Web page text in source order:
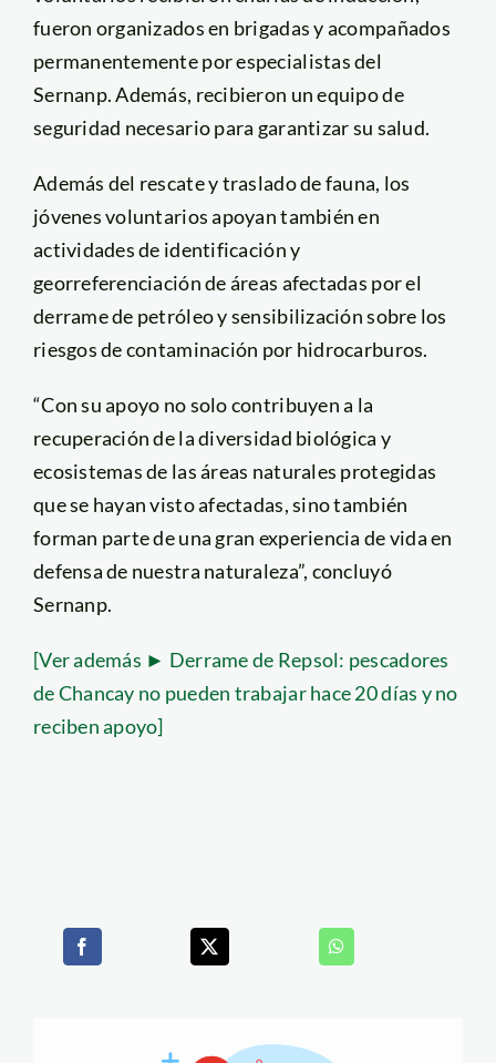
fueron organizados en brigadas y acompañados
permanentemente por especialistas del
Sernanp. Además, recibieron un equipo de
seguridad necesario para garantizar su salud.
Además del rescate y traslado de fauna, los
jóvenes voluntarios apoyan también en
actividades de identificación y
georreferenciación de áreas afectadas por el
derrame de petróleo y sensibilización sobre los
riesgos de contaminación por hidrocarburos.
“Con su apoyo no solo contribuyen a la
recuperación de la diversidad biológica y
ecosistemas de las áreas naturales protegidas
que se hayan visto afectadas, sino también
forman parte de una gran experiencia de vida en
defensa de nuestra naturaleza”, concluyó
Sernanp.
[Ver además ► Derrame de Repsol: pescadores
de Chancay no pueden trabajar hace 20 días y no
reciben apoyo]